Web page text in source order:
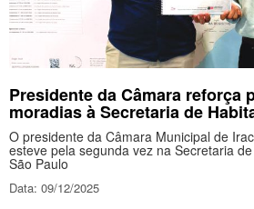
Presidente da Câmara reforça
moradias à Secretaria de
O presidente da Câmara Municipal de
esteve pela segunda vez na Secretaria
São Paulo
Data: 09/12/2025